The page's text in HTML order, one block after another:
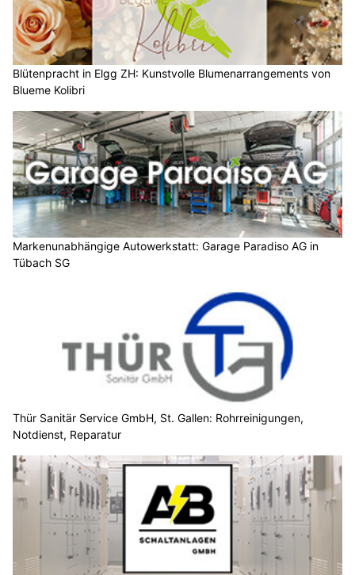
Blütenpracht in Elgg ZH: Kunstvolle Blumenarrangements von
Blueme Kolibri
Markenunabhängige Autowerkstatt: Garage Paradiso AG in
Tübach SG
Thür Sanitär Service GmbH, St. Gallen: Rohrreinigungen,
Notdienst, Reparatur